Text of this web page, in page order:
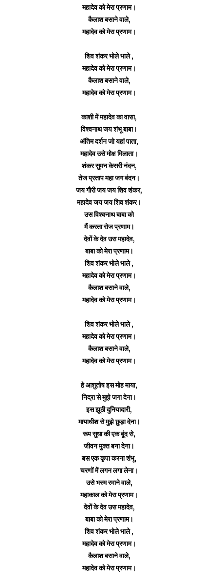
महादेव को मेरा प्रणाम।
कैलाश बसाने वाले,
महादेव को मेरा प्रणाम।
शिव शंकर भोले भाले ,
महादेव को मेरा प्रणाम।
कैलाश बसाने वाले,
महादेव को मेरा प्रणाम।
काशी में महादेव का वासा,
विश्वनाथ जय शंभू बाबा।
अंतिम दर्शन जो यहां पाता,
महादेव उसे मोक्ष मिलाता।
शंकर सुमन केसरी नंदन,
तेज प्रताप महा जग बंदन।
जय गौरी जय जय शिव शंकर,
महादेव जय जय शिव शंकर।
उस विश्वनाथ बाबा को
मैं करता रोज प्रणाम।
देवों के देव उस महादेव,
बाबा को मेरा प्रणाम।
शिव शंकर भोले भाले ,
महादेव को मेरा प्रणाम।
कैलाश बसाने वाले,
महादेव को मेरा प्रणाम।
शिव शंकर भोले भाले ,
महादेव को मेरा प्रणाम।
कैलाश बसाने वाले,
महादेव को मेरा प्रणाम।
हे आशुतोष इस मोह माया,
निद्रा से मुझे जगा देना।
इस झूठी दुनियादारी,
मायाधीश से मुझे छुड़ा देना।
रूप सुधा की एक बूंद से,
जीवन मुक्त बना देना।
बस एक कृपा करना शंभू,
चरणों में लगन लगा लेना।
उसे भस्म रमाने वाले,
महाकाल को मेरा प्रणाम।
देवों के देव उस महादेव,
बाबा को मेरा प्रणाम।
शिव शंकर भोले भाले ,
महादेव को मेरा प्रणाम।
कैलाश बसाने वाले,
महादेव को मेरा प्रणाम।